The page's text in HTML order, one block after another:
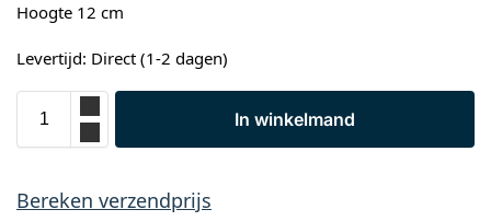
Hoogte 12 cm
Levertijd: Direct (1-2 dagen)
In winkelmand
Bereken verzendprijs